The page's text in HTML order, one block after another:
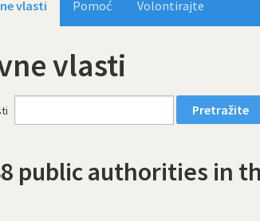
vlasti Pomoć Volontirajte
vlasti
public authorities in